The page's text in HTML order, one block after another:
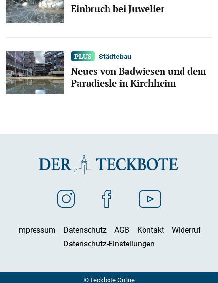
Einbruch bei Juwelier
Städtebau
Neues von Badwiesen und dem
Paradiesle in Kirchheim
Impressum Datenschutz AGB Kontakt
Widerruf
Datenschutz-Einstellungen
© Teckbote Online